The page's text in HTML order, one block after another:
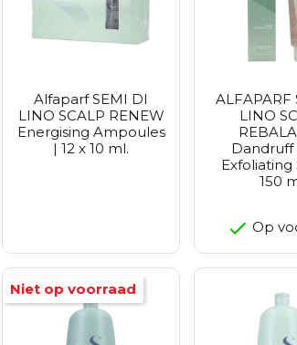
Alfaparf SEMI DI
LINO SCALP RENEW
Energising Ampoules
| 12 x 10 ml.
ALFAPARF
LINO
Dandruff
Exfoliating
150
Op
Niet op voorraad